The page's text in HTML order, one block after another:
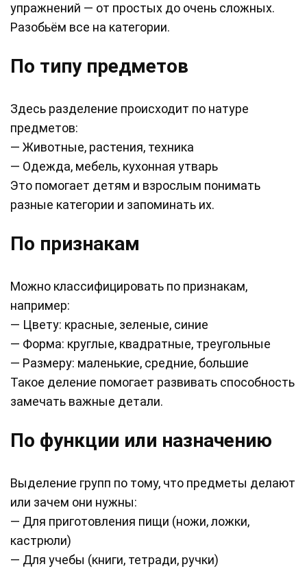
упражнений — от простых до очень сложных.
Разобьём все на категории.
По типу предметов
Здесь разделение происходит по натуре
предметов:
— Животные, растения, техника
— Одежда, мебель, кухонная утварь
Это помогает детям и взрослым понимать
разные категории и запоминать их.
По признакам
Можно классифицировать по признакам,
например:
— Цвету: красные, зеленые, синие
— Форма: круглые, квадратные, треугольные
— Размеру: маленькие, средние, большие
Такое деление помогает развивать способность
замечать важные детали.
По функции или назначению
Выделение групп по тому, что предметы делают
или зачем они нужны:
— Для приготовления пищи (ножи, ложки,
кастрюли)
— Для учебы (книги, тетради, ручки)